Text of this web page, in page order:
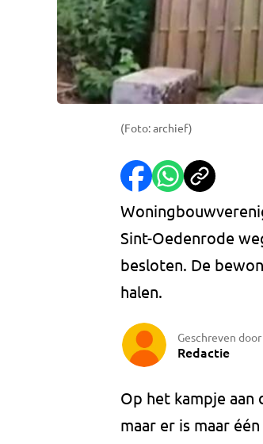
(Foto: archief)
Sint-Oedenrode
besloten. De
halen.
Geschreven door
Redactie
Op het kampje aan
maar er is maar